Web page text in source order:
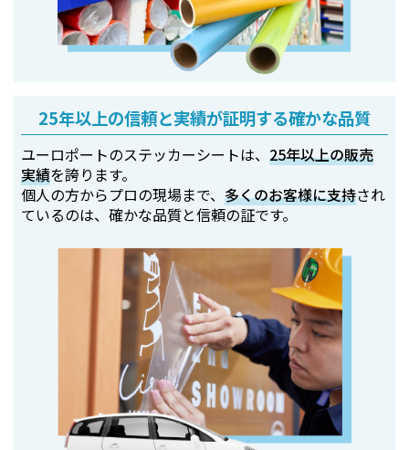
25年以上の信頼と実績が証明する確かな品質
ユーロポートのステッカーシートは、25年以上の販売
実績を誇ります。
個人の方からプロの現場まで、多くのお客様に支持され
ているのは、確かな品質と信頼の証です。